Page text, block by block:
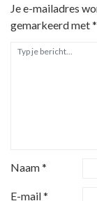
h
t
n
t
i
Je e-mailadres
gemarkeerd met*
Naam*
E-mail*